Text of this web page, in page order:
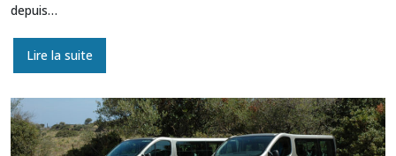
depuis…
Lire la suite